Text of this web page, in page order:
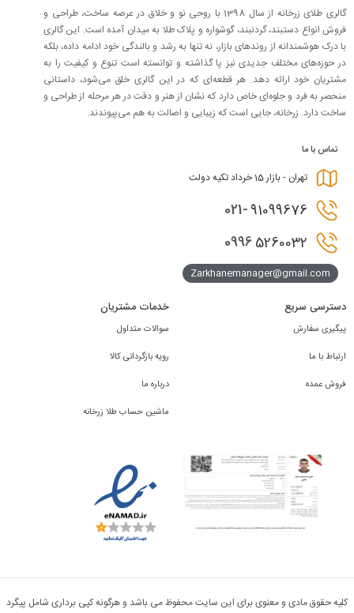
گالری طلای زرخانه از سال 1398 با روحی نو و خلاق در عرصه ساخت، طراحی و
فروش انواع دستبند، گردنبند، گوشواره و پلاک طلا به میدان آمده است. این گالری
با درک هوشمندانه از روندهای بازار، نه تنها به رشد و بالندگی خود ادامه داده، بلکه
در حوزه‌های مختلف جدیدی نیز پا گذاشته و توانسته است تنوع و کیفیت را به
مشتریان خود ارائه دهد. هر قطعه‌ای که در این گالری خلق می‌شود، داستانی
منحصر به فرد و جلوه‌ای خاص دارد که نشان از هنر و دقت در هر مرحله از طراحی و
ساخت دارد. زرخانه، جایی است که زیبایی و اصالت به هم می‌پیوندند.
تماس با ما
تهران - بازار 15 خرداد تکیه دولت
021-91099676
09965260032
Zarkhanemanager@gmail.com
دسترسی سریع
پیگیری سفارش
ارتباط با ما
فروش عمده
خدمات مشتریان
سوالات متداول
رویه بازگردانی کالا
درباره ما
ماشین حساب طلا زرخانه
کلیه حقوق مادی و معنوی برای این سایت محفوظ می باشد و هرگونه کپی برداری شامل پیگرد